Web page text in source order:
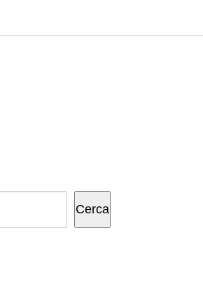
Cerca